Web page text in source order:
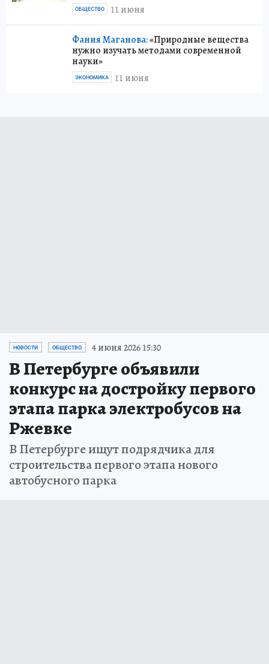
11 июня
ОБЩЕСТВО
Фания Маганова:«Природные вещества
нужно изучать методами современной
науки»
11 июня
ЭКОНОМИКА
НОВОСТИ ОБЩЕСТВО 4 июня 2026 15:30
В Петербурге объявили
конкурс на достройку первого
этапа парка электробусов на
Ржевке
В Петербурге ищут подрядчика для
строительства первого этапа нового
автобусного парка